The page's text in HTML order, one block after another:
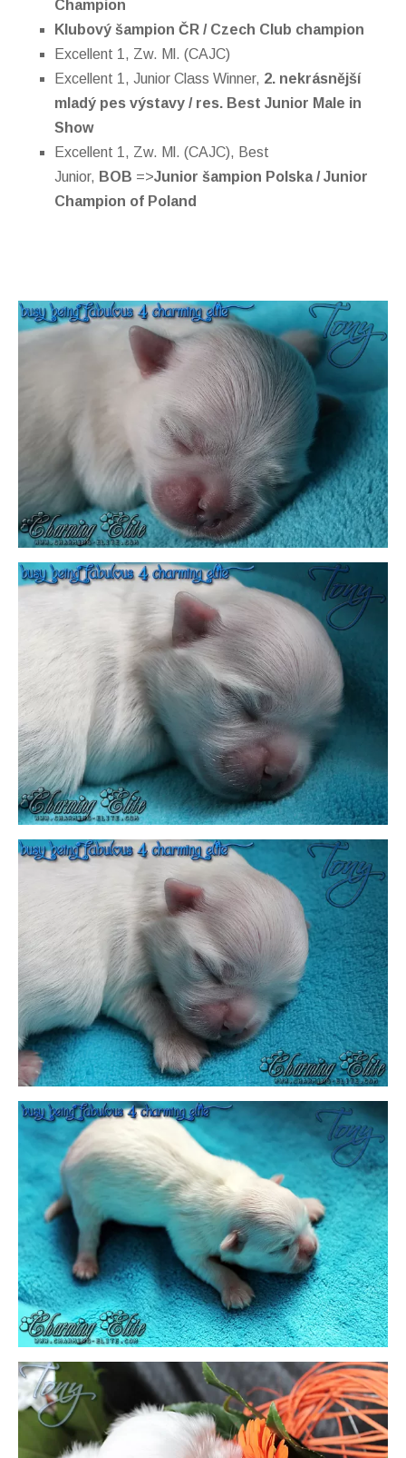
Champion
Klubový šampion ČR / Czech Club champion
Excellent 1, Zw. Ml. (CAJC)
Excellent 1, Junior Class Winner, 2. nekrásnější
mladý pes výstavy / res. Best Junior Male in
Show
Excellent 1, Zw. Ml. (CAJC), Best
Junior, BOB =>Junior šampion Polska / Junior
Champion of Poland